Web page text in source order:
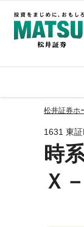
松井証券ホ
1631 東
時
Ｘ